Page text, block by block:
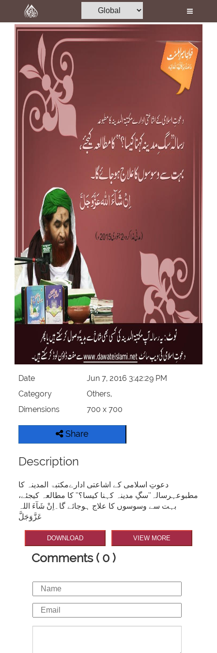
Home
Al-Quran
Media
Madani Channel
Volunteer Portal
Departments
Our Websites
More
Date
Jun 7, 2016 3:42:29 PM
Category
Others,
Dimensions
700 x 700
Share
Description
دعوتِ اسلامی کے اشاعتی ادارےمکتبۃ المدینہ کا
مطبوعہرسالہ’’سگِ مدینہ کہنا کیسا؟‘‘ کا مطالعہ کیجئے،
بہت سے وسوسوں کا علاج ہوجائے گا۔اِنْ شَآءَ اللہ
عَزَّوَجَلَّ
DOWNLOAD VIEW MORE
Comments ( 0 )